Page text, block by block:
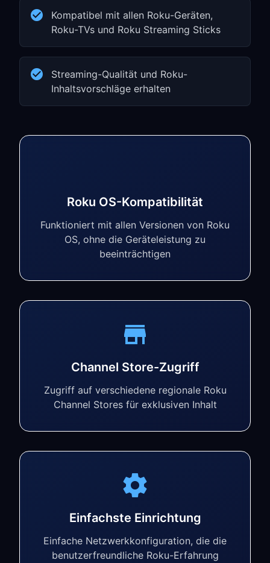
Kompatibel mit allen Roku-Geräten,
Roku-TVs und Roku Streaming Sticks
Streaming-Qualität und Roku-
Inhaltsvorschläge erhalten
Roku OS-Kompatibilität
Funktioniert mit allen Versionen von Roku
OS, ohne die Geräteleistung zu
beeinträchtigen
Channel Store-Zugriff
Zugriff auf verschiedene regionale Roku
Channel Stores für exklusiven Inhalt
Einfachste Einrichtung
Einfache Netzwerkkonfiguration, die die
benutzerfreundliche Roku-Erfahrung